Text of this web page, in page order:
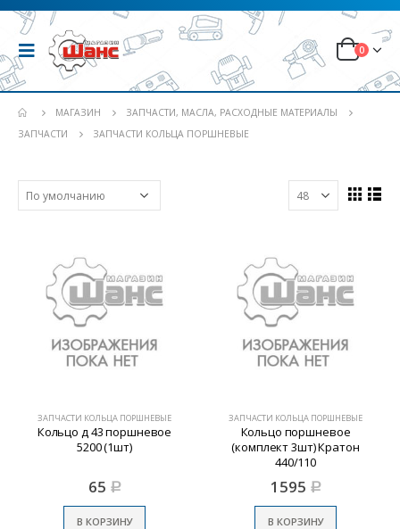
0
МАГАЗИН
ЗАПЧАСТИ, МАСЛА, РАСХОДНЫЕ МАТЕРИАЛЫ
ЗАПЧАСТИ
ЗАПЧАСТИ КОЛЬЦА ПОРШНЕВЫЕ
ЗАПЧАСТИ КОЛЬЦА ПОРШНЕВЫЕ
Кольцо д 43 поршневое
5200 (1шт)
65 Р
В КОРЗИНУ
ЗАПЧАСТИ КОЛЬЦА ПОРШНЕВЫЕ
Кольцо поршневое
(комплект 3шт) Кратон
440/110
1595 Р
В КОРЗИНУ